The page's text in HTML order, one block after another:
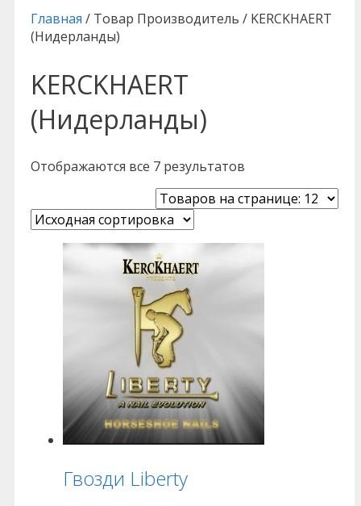
Главная / Товар Производитель / KERCKHAERT
(Нидерланды)
KERCKHAERT
(Нидерланды)
Отображаются все 7 результатов
Гвозди Liberty